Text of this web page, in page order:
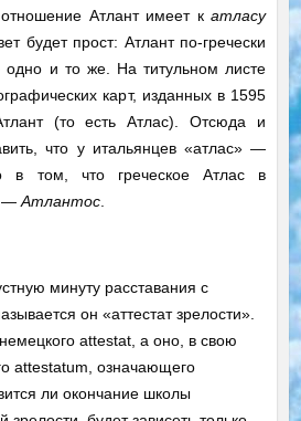
отношение Атлант имеет катласу
будет прост: Атлант по-гречески
и то же. На титульном листе
карт, изданных в 1595
(то есть Атлас). Отсюда и
что у итальянцев «атлас» —
в том, что греческое Атлас в
— Атлантос.
минуту расставания с
он «аттестат зрелости».
attestat, а оно, в свою
attestatum, означающего
ли окончание школы